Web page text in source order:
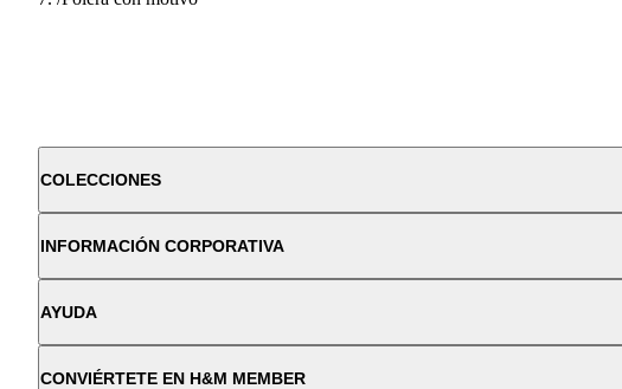
COLECCIONES
INFORMACIÓN CORPORATIVA
AYUDA
CONVIÉRTETE EN H&M MEMBER